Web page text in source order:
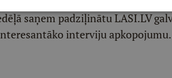
saņem padziļinātu LASI.LV
interviju apkopojumu.